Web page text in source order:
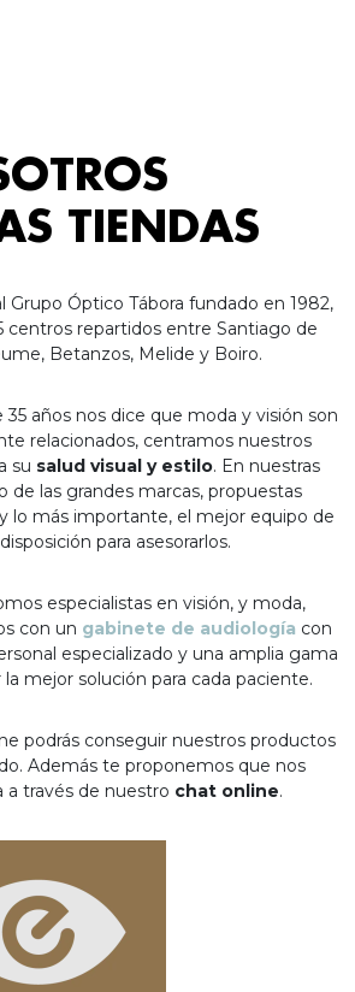
TIENDAS
Óptico Tábora fundado en 1982,
centros repartidos entre Santiago de
Betanzos, Melide y Boiro.
años nos dice que moda y visión son
relacionados, centramos nuestros
su salud visual y estilo. En nuestras
de las grandes marcas, propuestas
lo más importante, el mejor equipo de
para asesorarlos.
especialistas en visión, y moda,
con un gabinete de audiología con
especializado y una amplia gama
mejor solución para cada paciente.
podrás conseguir nuestros productos
Además te proponemos que nos
a través de nuestro chat online.